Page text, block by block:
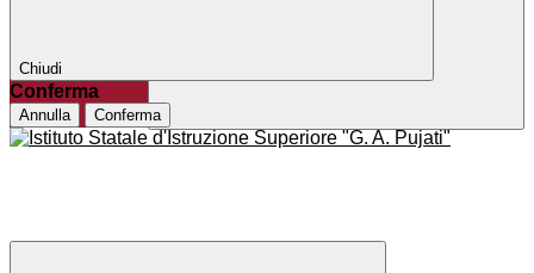
Chiudi
Conferma
Annulla Conferma